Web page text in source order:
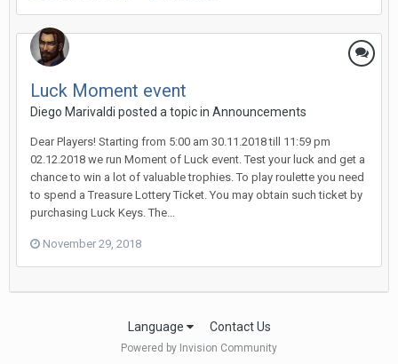
Luck Moment event
Diego Мarivaldi posted a topic in Announcements
Dear Players! Starting from 5:00 am 30.11.2018 till 11:59 pm
02.12.2018 we run Moment of Luck event. Test your luck and get a
chance to win a lot of valuable trophies. To play roulette you need
to spend a Treasure Lottery Ticket. You may obtain such ticket by
purchasing Luck Keys. The...
November 29, 2018
Language Contact Us
Powered by Invision Community